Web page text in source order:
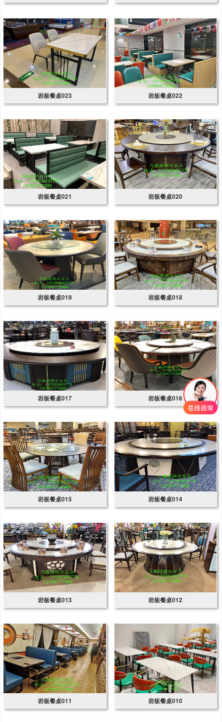
岩板餐桌023 岩板餐桌022
岩板餐桌021 岩板餐桌020
岩板餐桌019 岩板餐桌018
岩板餐桌017 岩板餐桌016
岩板餐桌015 岩板餐桌014
岩板餐桌013 岩板餐桌012
岩板餐桌011 岩板餐桌010